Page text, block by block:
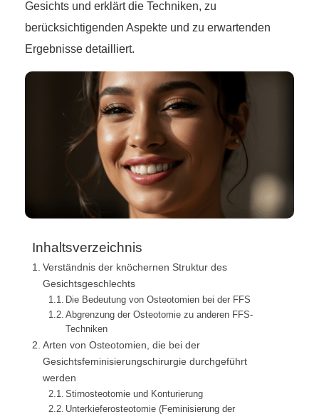
Gesichts und erklärt die Techniken, zu
berücksichtigenden Aspekte und zu erwartenden
Ergebnisse detailliert.
Inhaltsverzeichnis
Verständnis der knöchernen Struktur des
Gesichtsgeschlechts
Die Bedeutung von Osteotomien bei der FFS
Abgrenzung der Osteotomie zu anderen FFS-
Techniken
Arten von Osteotomien, die bei der
Gesichtsfeminisierungschirurgie durchgeführt
werden
Stirnosteotomie und Konturierung
Unterkieferosteotomie (Feminisierung der